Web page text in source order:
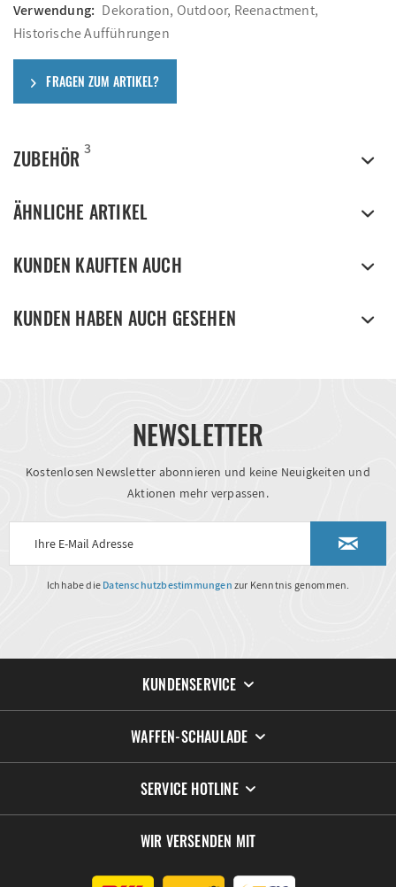
Verwendung: Dekoration, Outdoor, Reenactment,
Historische Aufführungen
FRAGEN ZUM ARTIKEL?
ZUBEHÖR 3
ÄHNLICHE ARTIKEL
KUNDEN KAUFTEN AUCH
KUNDEN HABEN AUCH GESEHEN
NEWSLETTER
Kostenlosen Newsletter abonnieren und keine Neuigkeiten und
Aktionen mehr verpassen.
Ich habe die Datenschutzbestimmungen zur Kenntnis genommen.
KUNDENSERVICE
WAFFEN-SCHAULADE
SERVICE HOTLINE
WIR VERSENDEN MIT